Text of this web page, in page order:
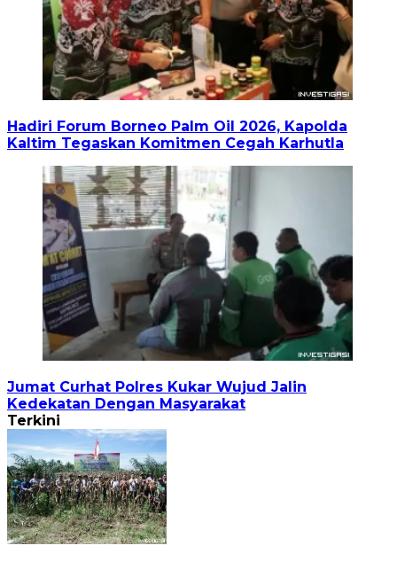
Hadiri Forum Borneo Palm Oil 2026, Kapolda
Kaltim Tegaskan Komitmen Cegah Karhutla
Jumat Curhat Polres Kukar Wujud Jalin
Kedekatan Dengan Masyarakat
Terkini